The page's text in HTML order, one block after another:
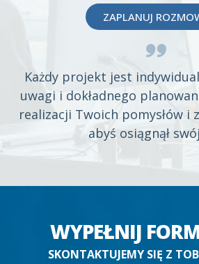
ZAPLANUJ
Każdy projekt jest
uwagi i dokładnego
realizacji Twoich pomysłów i
abyś osiągnął
WYPEŁNIJ
SKONTAKTUJEMY SIĘ Z